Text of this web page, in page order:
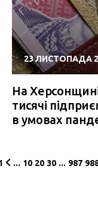
23 ЛИСТОПАДА
На
тисячі
в умовах
... 10 20 30 ... 987